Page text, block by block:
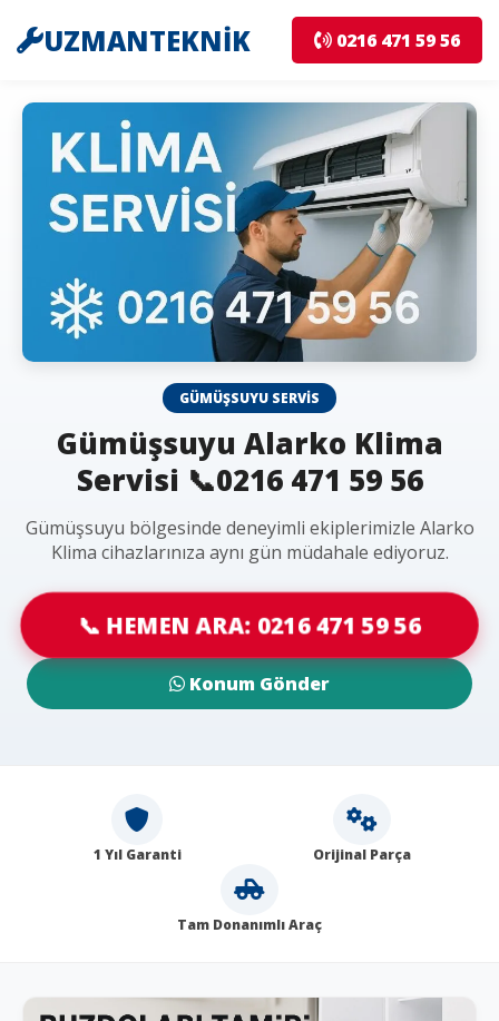
UZMANTEKNİK 0216 471 59 56
GÜMÜŞSUYU SERVIS
Gümüşsuyu Alarko Klima
Servisi 📞0216 471 59 56
Gümüşsuyu bölgesinde deneyimli ekiplerimizle Alarko
Klima cihazlarınıza aynı gün müdahale ediyoruz.
📞 HEMEN ARA: 0216 471 59 56
Konum Gönder
1 Yıl Garanti Orijinal Parça
Tam Donanımlı Araç